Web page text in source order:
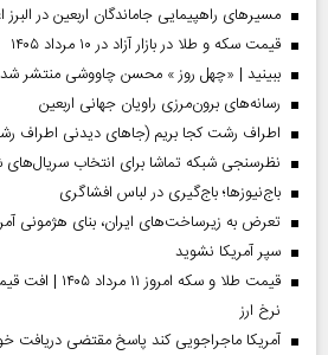
مسیر‌های راهپیمایی جاماندگان اربعین در البرز
قیمت سکه و طلا در بازار آزاد در ۱۰ مرداد ۱۴۰۵
ببینید | «چهل روز » محسن چاووشی منتشر شد
رسانه‌های برون‌مرزی راویان جهانی اربعین
اطراف رشت کجا بریم (جاهای دیدنی اطراف
نظرسنجی شبکه تماشا برای انتخاب
باج‌نیوزها؛ باج‌گیری در لباس افشاگری
تعرض به زیرساخت‌های ایران، بنای هژمونی
سپر آمریکا نشوید
قیمت طلا و سکه
نرخ ارز
آمریکا ماجراجویی کند پاسخ مقتضی دریافت